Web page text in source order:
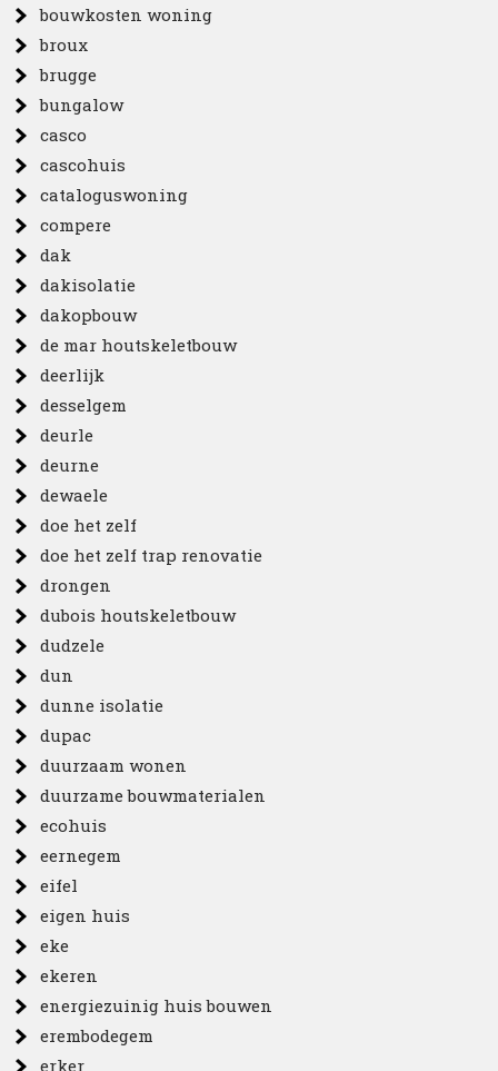
bouwkosten woning
broux
brugge
bungalow
casco
cascohuis
cataloguswoning
compere
dak
dakisolatie
dakopbouw
de mar houtskeletbouw
deerlijk
desselgem
deurle
deurne
dewaele
doe het zelf
doe het zelf trap renovatie
drongen
dubois houtskeletbouw
dudzele
dun
dunne isolatie
dupac
duurzaam wonen
duurzame bouwmaterialen
ecohuis
eernegem
eifel
eigen huis
eke
ekeren
energiezuinig huis bouwen
erembodegem
erker